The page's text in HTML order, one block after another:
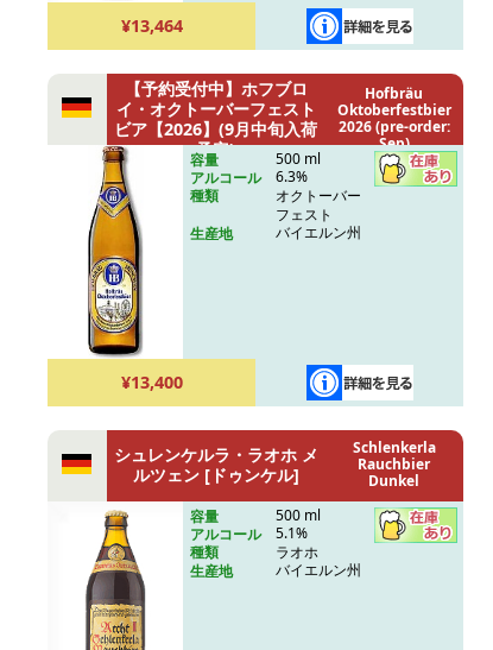
¥13,464
【予約受付中】ホフブロ
イ・オクトーバーフェスト
ビア【2026】(9月中旬入荷
予定)
Hofbräu
Oktoberfestbier
2026 (pre-order:
Sep)
容量
500 ml
アルコール
6.3%
種類
オクトーバー
フェスト
生産地
バイエルン州
¥13,400
シュレンケルラ・ラオホ メ
ルツェン [ドゥンケル]
Schlenkerla
Rauchbier
Dunkel
容量
500 ml
アルコール
5.1%
種類
ラオホ
生産地
バイエルン州